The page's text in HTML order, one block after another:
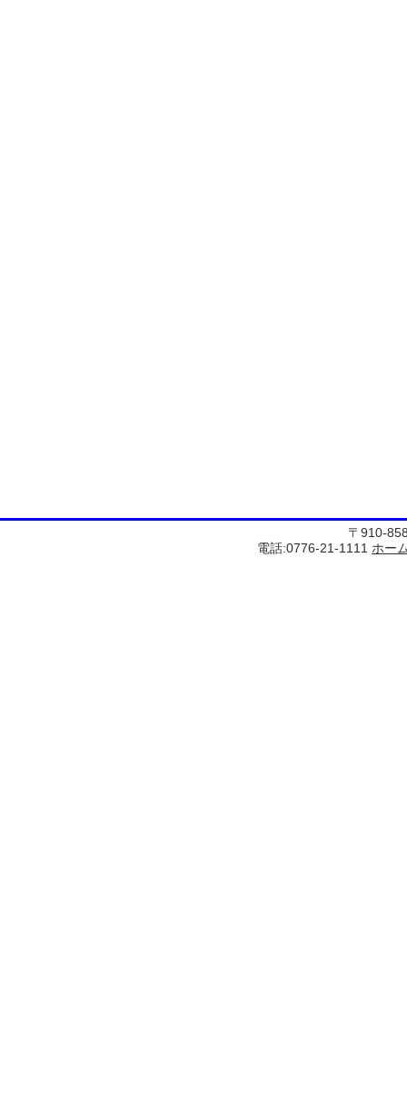
〒910-
電話:0776-21-1111 ホー